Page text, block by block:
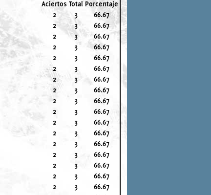
Aciertos Total Porcentaje
2 3
66.67
2 3
66.67
2 3
66.67
2 3
66.67
2 3
66.67
2 3
66.67
2 3
66.67
2 3
66.67
2 3
66.67
2 3
66.67
2 3
66.67
2 3
66.67
2 3
66.67
2 3
66.67
2 3
66.67
2 3
66.67
2 3
66.67